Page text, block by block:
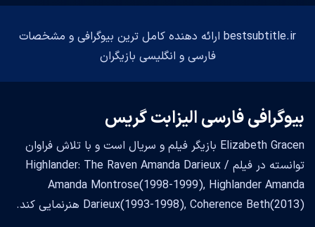
bestsubtitle.ir ارائه دهنده کامل ترین بیوگرافی و مشخصات
فارسی و انگلیسی بازیگران
بیوگرافی فارسی الیزابت گریس
Elizabeth Gracen بازیگر فیلم و سریال است و با تلاش فراوان
توانسته در فیلم Highlander: The Raven Amanda Darieux /
Amanda Montrose(1998-1999), Highlander Amanda
Darieux(1993-1998), Coherence Beth(2013) هنرنمایی کند.